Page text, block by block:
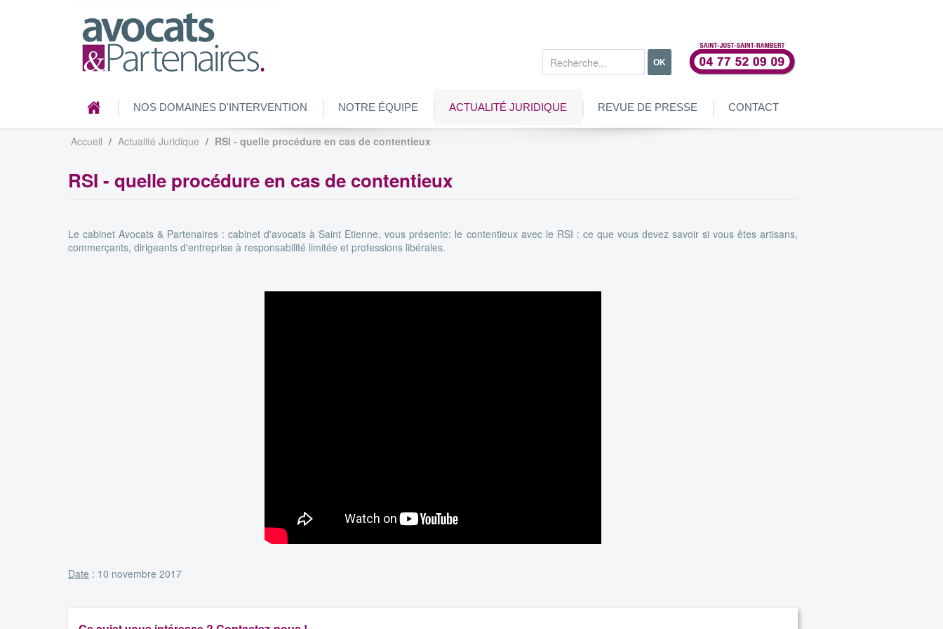
OK
NOS DOMAINES D'INTERVENTION NOTRE ÉQUIPE ACTUALITÉ JURIDIQUE REVUE DE PRESSE CONTACT
Accueil Actualité Juridique RSI - quelle procédure en cas de contentieux
RSI - quelle procédure en cas de contentieux
Le cabinet Avocats & Partenaires : cabinet d'avocats à Saint Etienne, vous présente: le contentieux avec le RSI : ce que vous devez savoir si vous êtes artisans,
commerçants, dirigeants d'entreprise à responsabilité limitée et professions libérales.
Date : 10 novembre 2017